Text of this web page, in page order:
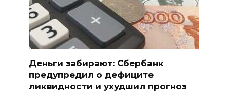
Деньги забирают: Сбербанк
предупредил о дефиците
ликвидности и ухудшил прогноз